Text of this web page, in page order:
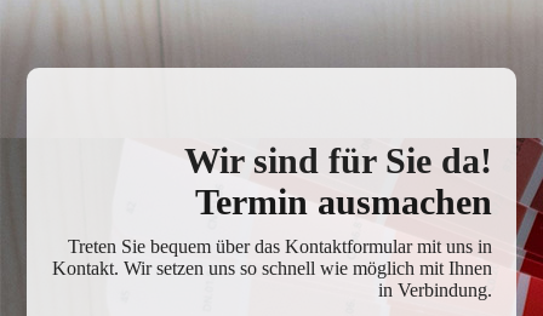
Wir sind für Sie da!
Termin ausmachen
Treten Sie bequem über das Kontaktformular mit uns in
Kontakt. Wir setzen uns so schnell wie möglich mit Ihnen
in Verbindung.